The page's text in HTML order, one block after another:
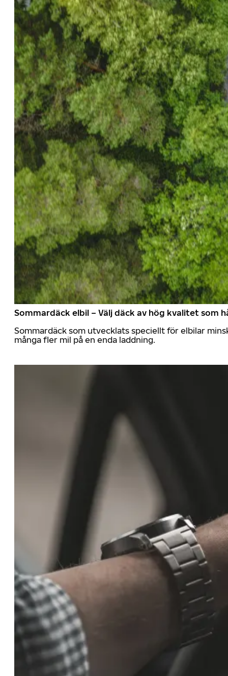
Sommardäck elbil – Välj däck av hög kvalitet som
Sommardäck som utvecklats speciellt för elbilar
många fler mil på en enda laddning.